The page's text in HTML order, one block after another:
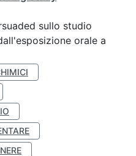
sullo studio
orale a